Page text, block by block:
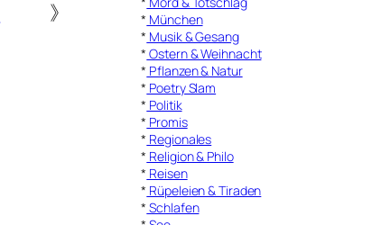
》
* München
* Musik & Gesang
* Ostern & Weihnacht
* Pflanzen & Natur
* Poetry Slam
* Politik
* Promis
* Regionales
* Religion & Philo
* Reisen
* Rüpeleien & Tiraden
* Schlafen